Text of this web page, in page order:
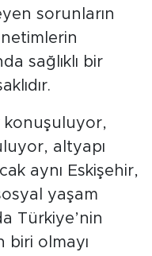
sorunların
sağlıklı bir
konuşuluyor,
altyapı
aynı Eskişehir,
yaşam
Türkiye’nin
biri olmayı